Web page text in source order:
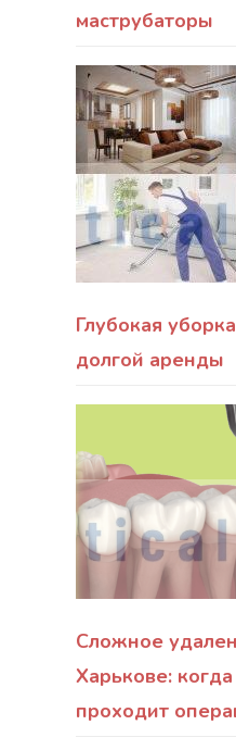
маструбаторы
Глубокая
долгой аренды
Сложное
Харькове:
проходит